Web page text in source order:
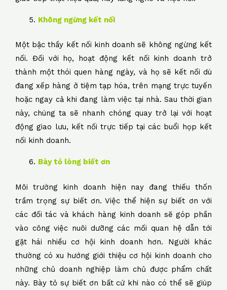
Không ngừng kết nối
Một bậc thầy kết nối kinh doanh sẽ không ngừng kết
nối. Đối với họ, hoạt động kết nối kinh doanh trở
thành một thói quen hàng ngày, và họ sẽ kết nối dù
đang xếp hàng ở tiệm tạp hóa, trên mạng trực tuyến
hoặc ngay cả khi đang làm việc tại nhà. Sau thời gian
này, chúng ta sẽ nhanh chóng quay trở lại với hoạt
động giao lưu, kết nối trực tiếp tại các buổi họp kết
nối kinh doanh.
Bày tỏ lòng biết ơn
Môi trường kinh doanh hiện nay đang thiếu thốn
trầm trọng sự biết ơn. Việc thể hiện sự biết ơn với
các đối tác và khách hàng kinh doanh sẽ góp phần
vào công việc nuôi dưỡng các mối quan hệ dẫn tới
gặt hái nhiều cơ hội kinh doanh hơn. Người khác
thường có xu hướng giới thiệu cơ hội kinh doanh cho
những chủ doanh nghiệp làm chủ được phẩm chất
này. Bày tỏ sự biết ơn bất cứ khi nào có thể sẽ giúp